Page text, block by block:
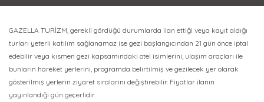
GAZELLA TURİZM, gerekli gördüğü durumlarda ilan ettiği veya kayıt aldığı
turları yeterli katılım sağlanamaz ise gezi başlangıcından 21 gün önce iptal
edebilir veya kısmen gezi kapsamındaki otel isimlerini, ulaşım araçları ile
bunların hareket yerlerini, programda belirtilmiş ve gezilecek yer olarak
gösterilmiş yerlerin ziyaret sıralarını değiştirebilir. Fiyatlar ilanın
yayınlandığı gün geçerlidir.